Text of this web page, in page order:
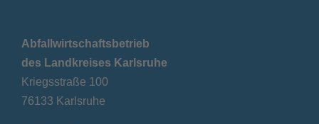
Abfallwirtschaftsbetrieb
des Landkreises Karlsruhe
Kriegsstraße 100
76133 Karlsruhe